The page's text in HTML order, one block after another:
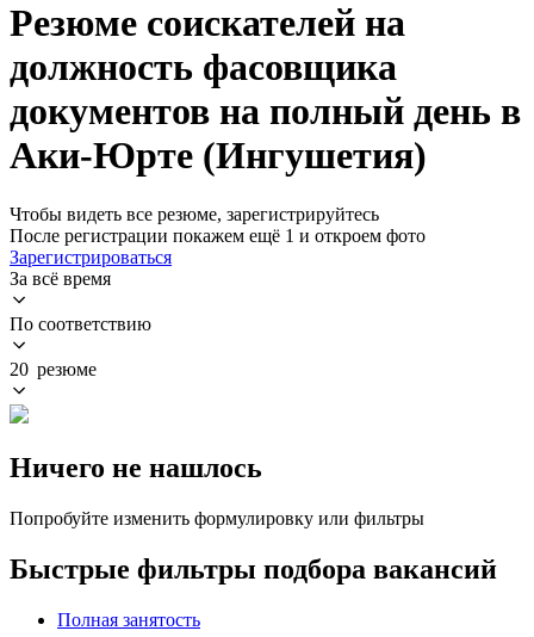
Резюме соискателей на
должность фасовщика
документов на полный день в
Аки-Юрте (Ингушетия)
Чтобы видеть все резюме, зарегистрируйтесь
После регистрации покажем ещё 1 и откроем фото
Зарегистрироваться
За всё время
По соответствию
20 резюме
Ничего не нашлось
Попробуйте изменить формулировку или фильтры
Быстрые фильтры подбора вакансий
Полная занятость